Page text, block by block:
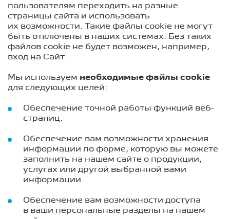
пользователям переходить на разные
страницы сайта и использовать
их возможности. Такие файлы cookie не могут
быть отключены в наших системах. Без таких
файлов cookie не будет возможен, например,
вход на Сайт.
Мы используем необходимые файлы cookie
для следующих целей:
Обеспечение точной работы функций веб-
страниц.
Обеспечение вам возможности хранения
информации по форме, которую вы можете
заполнить на нашем сайте о продукции,
услугах или другой выбранной вами
информации.
Обеспечение вам возможности доступа
в ваши персональные разделы на нашем